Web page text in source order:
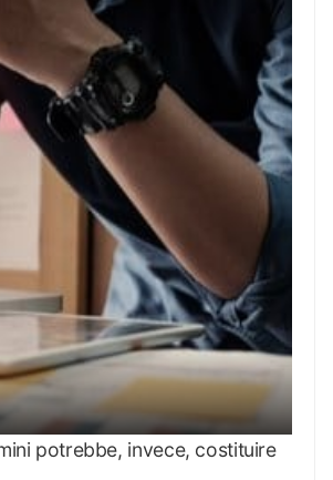
potrebbe, invece, costituire